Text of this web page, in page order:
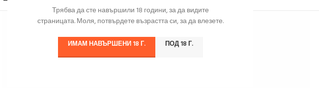
Трябва да сте навършили 18 години, за да видите
страницата. Моля, потвърдете възрастта си, за да влезете.
ИМАМ НАВЪРШЕНИ 18 Г. ПОД 18 Г.